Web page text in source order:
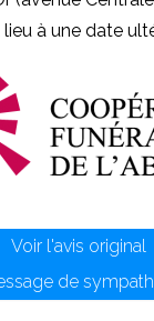
à une date
Voir l'avis original
de